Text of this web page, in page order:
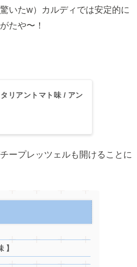
いたw）カルディでは安定的に
たや〜！
リアントマト味 / アン
ープレッツェルも開けることに
】